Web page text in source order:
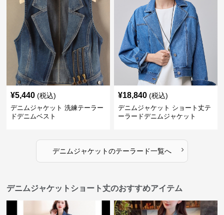
¥5,440 (税込)
デニムジャケット 洗練テーラー
ドデニムベスト
¥18,840 (税込)
デニムジャケット ショート丈テ
ーラードデニムジャケット
デニムジャケットのテーラード一覧へ ›
デニムジャケットショート丈のおすすめアイテム